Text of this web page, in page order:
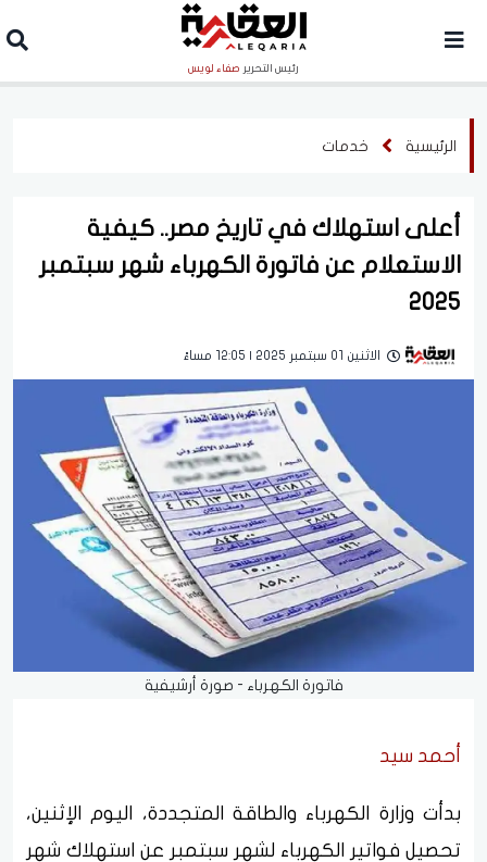
رئيس التحرير صفاء لويس
الرئيسية خدمات
أعلى استهلاك في تاريخ مصر.. كيفية
الاستعلام عن فاتورة الكهرباء شهر سبتمبر
2025
الاثنين 01 سبتمبر 2025 | 12:05 مساءً
فاتورة الكهرباء - صورة أرشيفية
أحمد سيد
بدأت وزارة الكهرباء والطاقة المتجددة، اليوم الإثنين،
تحصيل فواتير الكهرباء لشهر سبتمبر عن استهلاك شهر